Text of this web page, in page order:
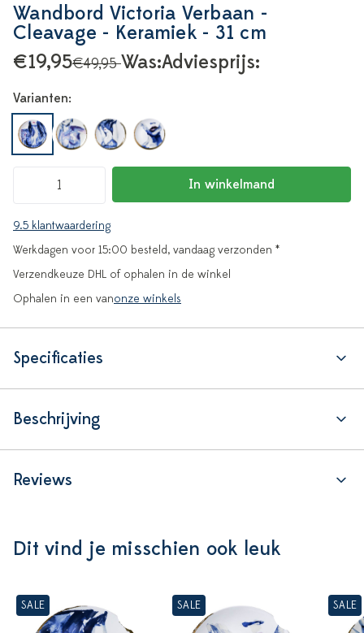
Wandbord Victoria Verbaan -
Cleavage - Keramiek - 31 cm
Adviesprijs:
€49,95Was:
€19,95
Varianten:
In winkelmand
9.5 klantwaardering
Werkdagen voor 15:00 besteld, vandaag verzonden *
Verzendkeuze DHL of ophalen in de winkel
Ophalen in een vanonze winkels
Specificaties
Beschrijving
Reviews
Dit vind je misschien ook leuk
SALE SALE SALE